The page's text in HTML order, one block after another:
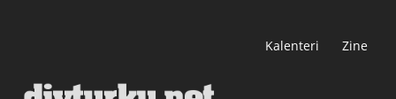
Kalenteri Zine